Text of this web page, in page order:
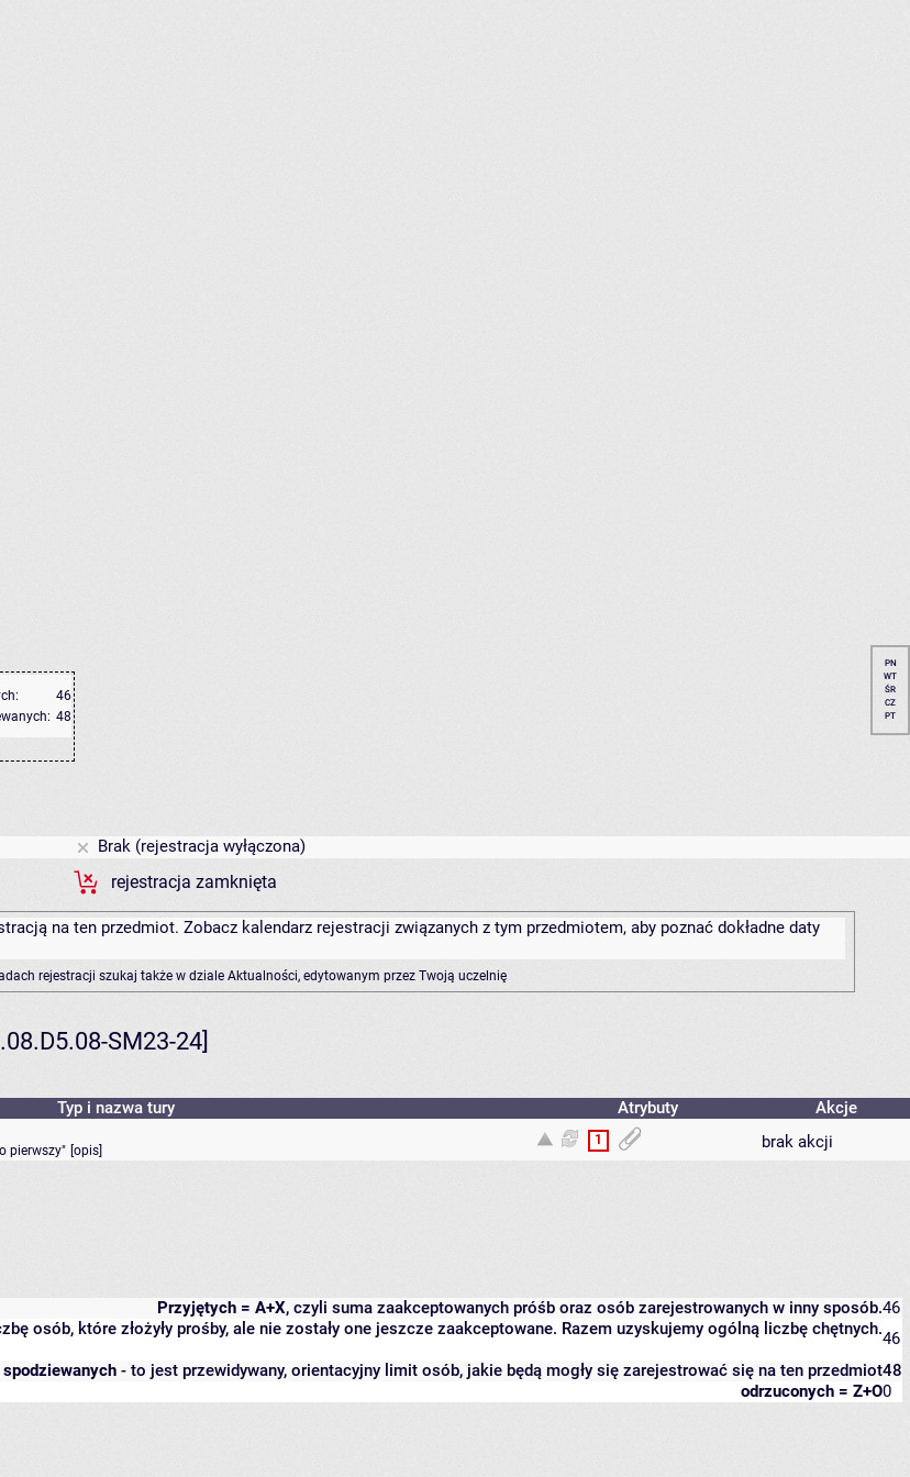
46
48
PN
WT
ŚR
CZ
PT
Brak (rejestracja wyłączona)
rejestracja zamknięta
na ten przedmiot. Zobacz kalendarz rejestracji związanych z tym przedmiotem, aby poznać dokładne daty
rejestracji szukaj także w dziale Aktualności, edytowanym przez Twoją uczelnię
SM23-24]
Typ i nazwa tury Atrybuty
Akcje
pierwszy" opis
1 brak akcji
Przyjętych = A+X, czyli suma zaakceptowanych próśb oraz osób zarejestrowanych w inny sposób.46
osób, które złożyły prośby, ale nie zostały one jeszcze zaakceptowane. Razem uzyskujemy ogólną liczbę chętnych.46
spodziewanych - to jest przewidywany, orientacyjny limit osób, jakie będą mogły się zarejestrować się na ten przedmiot48
odrzuconych = Z+O0